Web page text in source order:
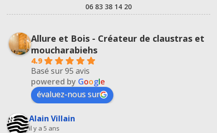
06 83 38 14 20
Allure et Bois - Créateur de claustras et
moucharabiehs
4.9
Basé sur 95 avis
powered by Google
évaluez-nous sur
Alain Villain
il y a 5 ans